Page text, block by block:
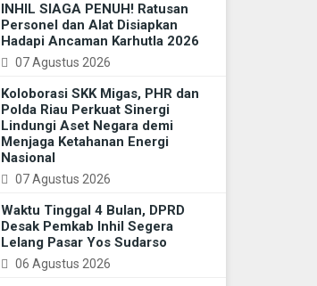
INHIL SIAGA PENUH! Ratusan
Personel dan Alat Disiapkan
Hadapi Ancaman Karhutla 2026
07 Agustus 2026
Koloborasi SKK Migas, PHR dan
Polda Riau Perkuat Sinergi
Lindungi Aset Negara demi
Menjaga Ketahanan Energi
Nasional
07 Agustus 2026
Waktu Tinggal 4 Bulan, DPRD
Desak Pemkab Inhil Segera
Lelang Pasar Yos Sudarso
06 Agustus 2026